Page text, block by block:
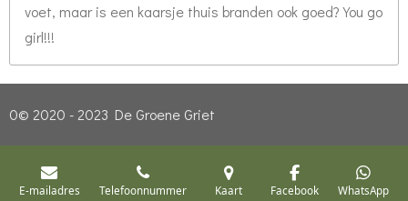
voet, maar is een kaarsje thuis branden ook goed? You go
girl!!!
0© 2020 - 2023 De Groene Griet
E-mailadres Telefoonnummer Kaart Facebook WhatsApp